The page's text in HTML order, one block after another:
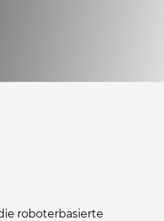
roboterbasierte